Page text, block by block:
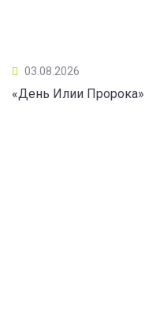
03.08.2026
«День Илии Пророка»